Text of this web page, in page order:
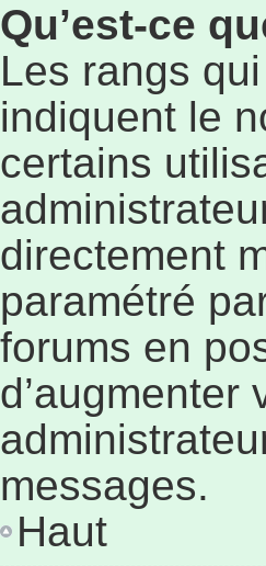
Qu’est-ce
Les rangs
indiquent le
certains
directement
paramétré
forums en
d’augmenter
messages.
Haut